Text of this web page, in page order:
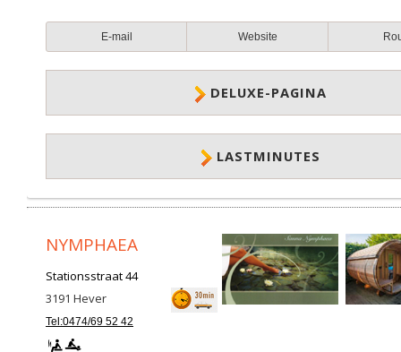
E-mail Website
DELUXE-PAGINA
LASTMINUTES
NYMPHAEA
Stationsstraat 44
3191 Hever
Tel:0474/69 52 42